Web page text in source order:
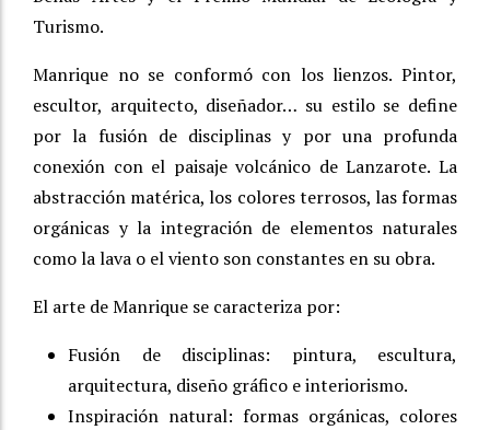
Turismo.
Manrique no se conformó con los lienzos. Pintor,
escultor, arquitecto, diseñador… su estilo se define
por la fusión de disciplinas y por una profunda
conexión con el paisaje volcánico de Lanzarote. La
abstracción matérica, los colores terrosos, las formas
orgánicas y la integración de elementos naturales
como la lava o el viento son constantes en su obra.
El arte de Manrique se caracteriza por:
Fusión de disciplinas: pintura, escultura,
arquitectura, diseño gráfico e interiorismo.
Inspiración natural: formas orgánicas, colores